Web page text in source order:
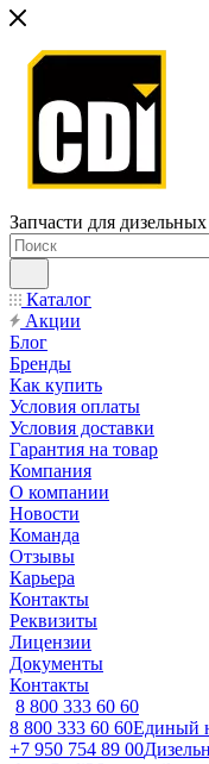
Запчасти для
Каталог
Акции
Блог
Бренды
Как купить
Условия оплаты
Условия доставки
Гарантия на товар
Компания
О компании
Новости
Команда
Отзывы
Карьера
Контакты
Реквизиты
Лицензии
Документы
Контакты
8 800 333 60 60
8 800 333 60 60Единый
+7 950 754 89 00